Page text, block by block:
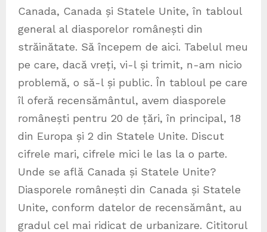
Canada, Canada și Statele Unite, în tabloul
general al diasporelor românești din
străinătate. Să începem de aici. Tabelul meu
pe care, dacă vreți, vi-l și trimit, n-am nicio
problemă, o să-l și public. În tabloul pe care
îl oferă recensământul, avem diasporele
românești pentru 20 de țări, în principal, 18
din Europa și 2 din Statele Unite. Discut
cifrele mari, cifrele mici le las la o parte.
Unde se află Canada și Statele Unite?
Diasporele românești din Canada și Statele
Unite, conform datelor de recensământ, au
gradul cel mai ridicat de urbanizare. Cititorul